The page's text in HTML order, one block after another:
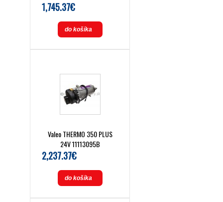
1,745.37€
do košíka
Valeo THERMO 350 PLUS
24V 11113095B
2,237.37€
do košíka